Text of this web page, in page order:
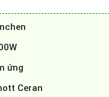
ứng
Ceran